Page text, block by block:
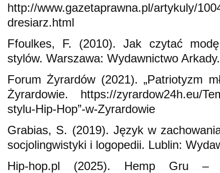
http://www.gazetaprawna.pl/artykuly/
dresiarz.html
Ffoulkes, F. (2010). Jak czytać
stylów. Warszawa: Wydawnictwo Arkady.
Forum Żyrardów (2021). „Patriotyzm
Żyrardowie. https://zyrardow24h.eu/
stylu-Hip-Hop”-w-Zyrardowie
Grabias, S. (2019). Język w
socjolingwistyki i logopedii. Lublin:
Hip-hop.pl (2025). Hemp Gru